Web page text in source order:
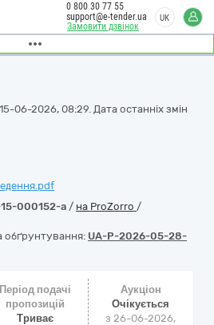
Замовити дзвінок
0 800 30 77 55
support@e-tender.ua
UK
06-2026, 08:29. Дата останніх змін
000152-a/ на ProZorro /
обґрунтування: UA-P-2026-05-28-
Період подачі
пропозицій
Триває
Аукціон
Очікується
з26-06-2026,